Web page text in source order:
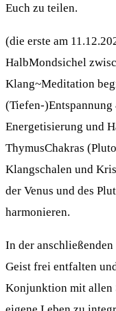
Euch zu teilen.
(die erste am
HalbMondsichel
Klang~Meditation
(Tiefen-
Energetisierung und
ThymusChakras
Klangschalen und
der Venus und des
harmonieren.
In der
Geist frei entfalten
Konjunktion mit allen